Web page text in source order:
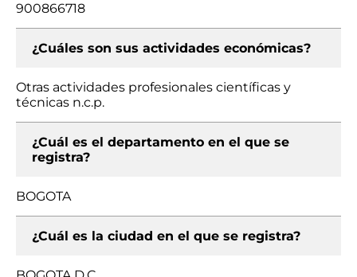
900866718
¿Cuáles son sus actividades económicas?
Otras actividades profesionales científicas y
técnicas n.c.p.
¿Cuál es el departamento en el que se
registra?
BOGOTA
¿Cuál es la ciudad en el que se registra?